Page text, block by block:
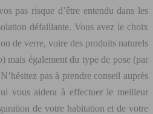
pas risque d’être entendu dans les
défaillante. Vous avez le choix
de verre, voire des produits naturels
mais également du type de pose (par
pas à prendre conseil auprès
vous aidera à effectuer le meilleur
de votre habitation et de votre